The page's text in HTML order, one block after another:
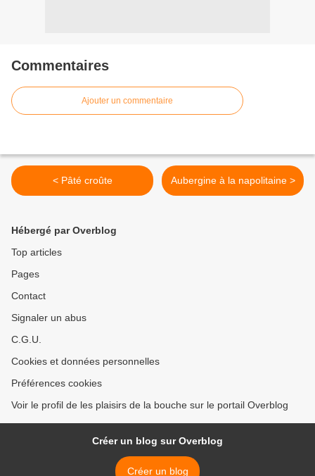
Commentaires
Ajouter un commentaire
< Pâté croûte Aubergine à la napolitaine >
Hébergé par Overblog
Top articles
Pages
Contact
Signaler un abus
C.G.U.
Cookies et données personnelles
Préférences cookies
Voir le profil de les plaisirs de la bouche sur le portail Overblog
Créer un blog sur Overblog
Créer un blog